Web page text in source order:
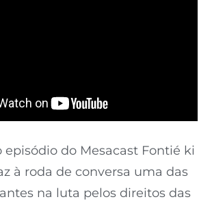
episódio do Mesacast Fontié ki
à roda de conversa uma das
na luta pelos direitos das